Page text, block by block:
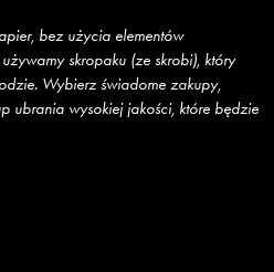
bez użycia elementów
skropaku (ze skrobi), który
Wybierz świadome zakupy,
ubrania wysokiej jakości, które będzie